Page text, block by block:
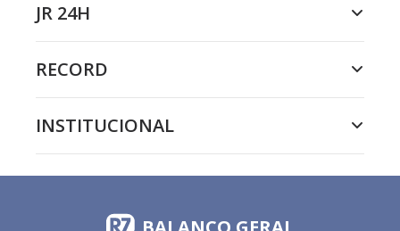
JR 24H
RECORD
INSTITUCIONAL